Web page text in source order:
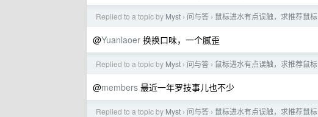
Replied to a topic by Myst › 问与答 › 鼠标进水有点误触，求推荐鼠标
@Yuanlaoer 换换口味，一个腻歪
Replied to a topic by Myst › 问与答 › 鼠标进水有点误触，求推荐鼠标
@members 最近一年罗技事儿也不少
Replied to a topic by Myst › 问与答 › 鼠标进水有点误触，求推荐鼠标